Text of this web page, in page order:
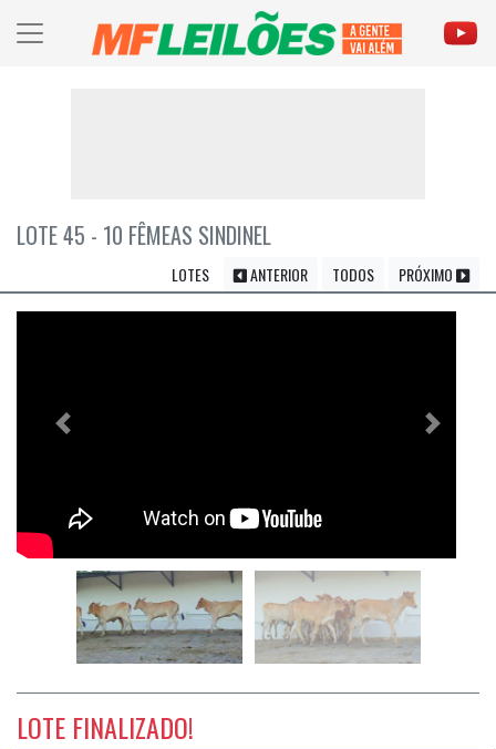
LOTE 45 - 10 FÊMEAS SINDINEL
LOTES ANTERIOR TODOS PRÓXIMO
Previous Próximo
LOTE FINALIZADO!